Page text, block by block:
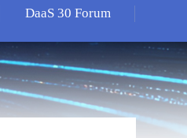
DaaS 30 Forum